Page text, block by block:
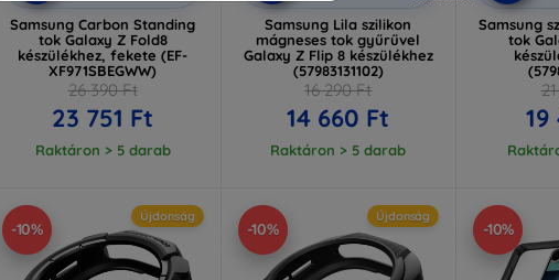
Samsung Carbon Standing
tok Galaxy Z Fold8
készülékhez, fekete (EF-
XF971SBEGWW)
26 390 Ft
23 751 Ft
Raktáron > 5 darab
Samsung Lila szilikon
mágneses tok gyűrűvel
Galaxy Z Flip 8 készülékhez
(57983131102)
16 290 Ft
14 660 Ft
Raktáron > 5 darab
Samsung
tok
19
-10%
Újdonság
-10%
Újdonság
-10%